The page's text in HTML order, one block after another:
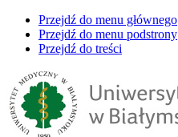
Przejdź do menu głównego
Przejdź do menu podstrony
Przejdź do treści